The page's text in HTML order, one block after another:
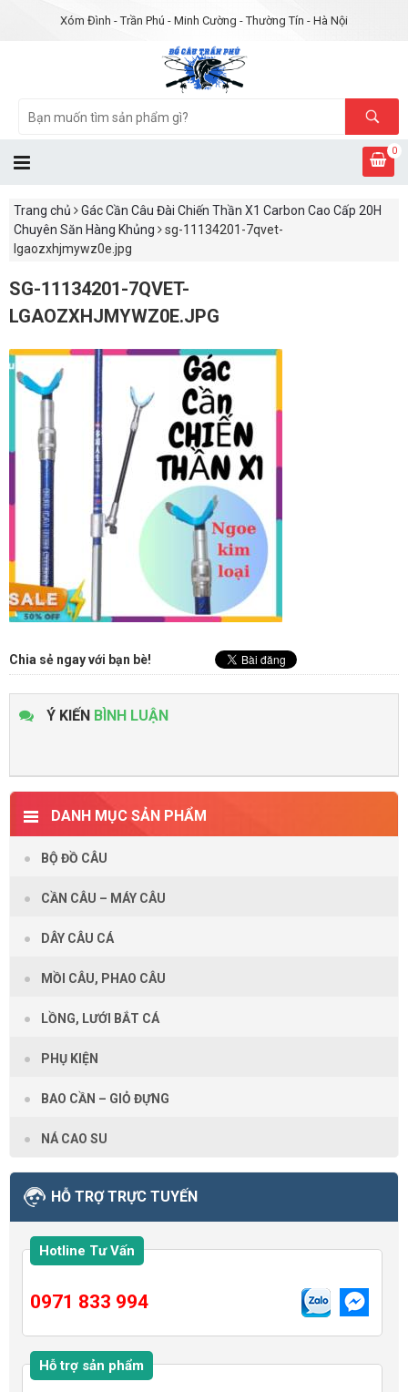
Xóm Đình - Trần Phú - Minh Cường - Thường Tín - Hà Nội
0
Trang chủ
Gác Cần Câu Đài Chiến Thần X1 Carbon Cao Cấp 20H
Chuyên Săn Hàng Khủng
sg-11134201-7qvet-
lgaozxhjmywz0e.jpg
SG-11134201-7QVET-
LGAOZXHJMYWZ0E.JPG
Chia sẻ ngay với bạn bè!
Ý KIẾN BÌNH LUẬN
DANH MỤC SẢN PHẨM
BỘ ĐỒ CÂU
CẦN CÂU – MÁY CÂU
DÂY CÂU CÁ
MỒI CÂU, PHAO CÂU
LỒNG, LƯỚI BẮT CÁ
PHỤ KIỆN
BAO CẦN – GIỎ ĐỰNG
NÁ CAO SU
HỖ TRỢ TRỰC TUYẾN
Hotline Tư Vấn
0971 833 994
Hỗ trợ sản phẩm